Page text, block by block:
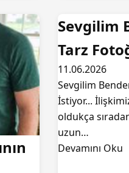
Sevgilim
Tarz
11.06.2026
Sevgilim
İstiyor...
oldukça
uzun…
Devamını Oku